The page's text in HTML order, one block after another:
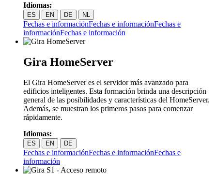
Idiomas:
ES EN DE NL
Fechas e informaciónFechas e informaciónFechas e
informaciónFechas e información
Gira HomeServer
El Gira HomeServer es el servidor más avanzado para
edificios inteligentes. Esta formación brinda una descripción
general de las posibilidades y características del HomeServer.
Además, se muestran los primeros pasos para comenzar
rápidamente.
Idiomas:
ES EN DE
Fechas e informaciónFechas e informaciónFechas e
información